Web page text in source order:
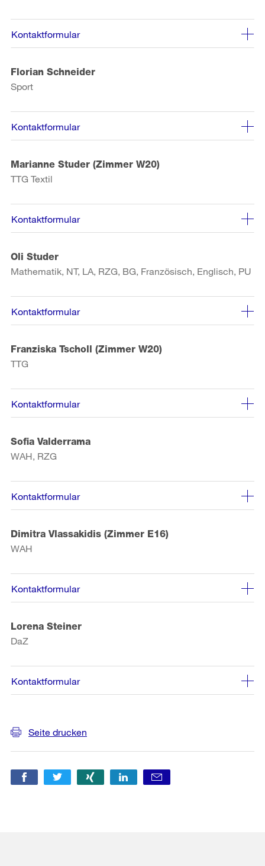
Kontaktformular
Florian Schneider
Sport
Kontaktformular
Marianne Studer (Zimmer W20)
TTG Textil
Kontaktformular
Oli Studer
Mathematik, NT, LA, RZG, BG, Französisch, Englisch, PU
Kontaktformular
Franziska Tscholl (Zimmer W20)
TTG
Kontaktformular
Sofia Valderrama
WAH, RZG
Kontaktformular
Dimitra Vlassakidis (Zimmer E16)
WAH
Kontaktformular
Lorena Steiner
DaZ
Kontaktformular
Informationen
Seite drucken